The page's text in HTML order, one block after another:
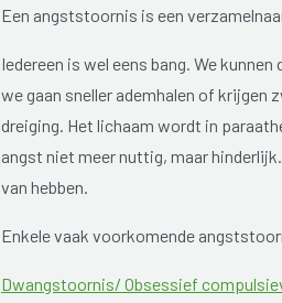
Een angststoornis is een
Iedereen is wel eens bang. We
we gaan sneller ademhalen of krijgen
dreiging. Het lichaam wordt in
angst niet meer nuttig, maar
van hebben.
Enkele vaak voorkomende
Dwangstoornis/ Obsessief